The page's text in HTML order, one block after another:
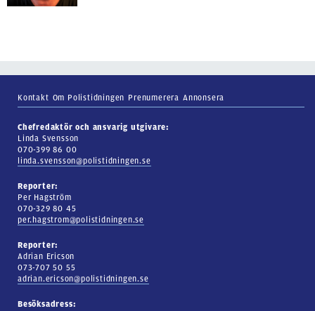
Kontakt Om Polistidningen Prenumerera Annonsera
Chefredaktör och ansvarig utgivare:
Linda Svensson
070-399 86 00
linda.svensson@polistidningen.se
Reporter:
Per Hagström
070-329 80 45
per.hagstrom@polistidningen.se
Reporter:
Adrian Ericson
073-707 50 55
adrian.ericson@polistidningen.se
Besöksadress: